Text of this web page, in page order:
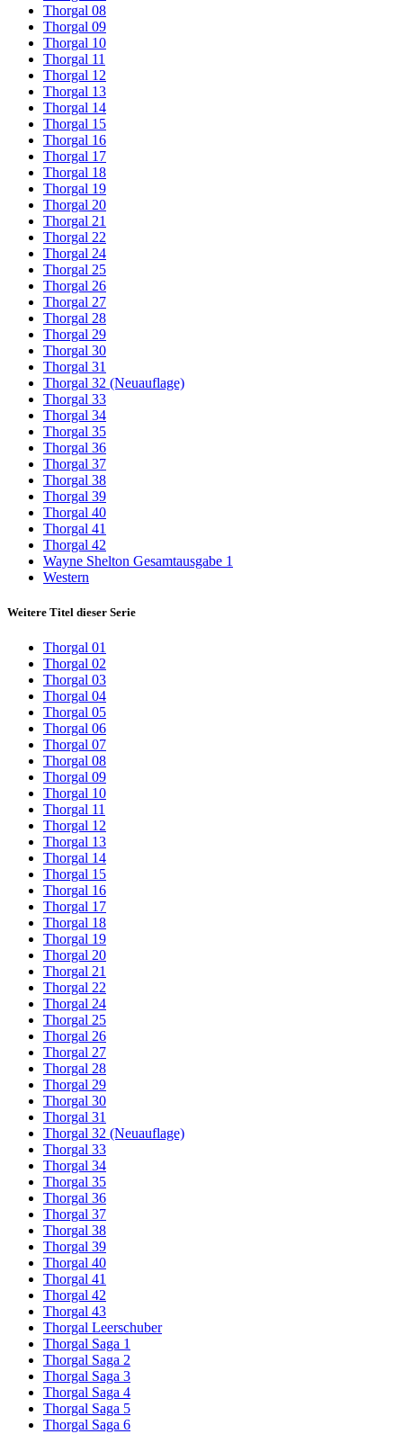
Thorgal 08
Thorgal 09
Thorgal 10
Thorgal 11
Thorgal 12
Thorgal 13
Thorgal 14
Thorgal 15
Thorgal 16
Thorgal 17
Thorgal 18
Thorgal 19
Thorgal 20
Thorgal 21
Thorgal 22
Thorgal 24
Thorgal 25
Thorgal 26
Thorgal 27
Thorgal 28
Thorgal 29
Thorgal 30
Thorgal 31
Thorgal 32 (Neuauflage)
Thorgal 33
Thorgal 34
Thorgal 35
Thorgal 36
Thorgal 37
Thorgal 38
Thorgal 39
Thorgal 40
Thorgal 41
Thorgal 42
Wayne Shelton Gesamtausgabe 1
Western
Weitere Titel dieser Serie
Thorgal 01
Thorgal 02
Thorgal 03
Thorgal 04
Thorgal 05
Thorgal 06
Thorgal 07
Thorgal 08
Thorgal 09
Thorgal 10
Thorgal 11
Thorgal 12
Thorgal 13
Thorgal 14
Thorgal 15
Thorgal 16
Thorgal 17
Thorgal 18
Thorgal 19
Thorgal 20
Thorgal 21
Thorgal 22
Thorgal 24
Thorgal 25
Thorgal 26
Thorgal 27
Thorgal 28
Thorgal 29
Thorgal 30
Thorgal 31
Thorgal 32 (Neuauflage)
Thorgal 33
Thorgal 34
Thorgal 35
Thorgal 36
Thorgal 37
Thorgal 38
Thorgal 39
Thorgal 40
Thorgal 41
Thorgal 42
Thorgal 43
Thorgal Leerschuber
Thorgal Saga 1
Thorgal Saga 2
Thorgal Saga 3
Thorgal Saga 4
Thorgal Saga 5
Thorgal Saga 6